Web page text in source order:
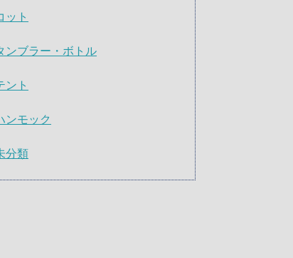
ット
ンブラー・ボトル
ント
ンモック
分類